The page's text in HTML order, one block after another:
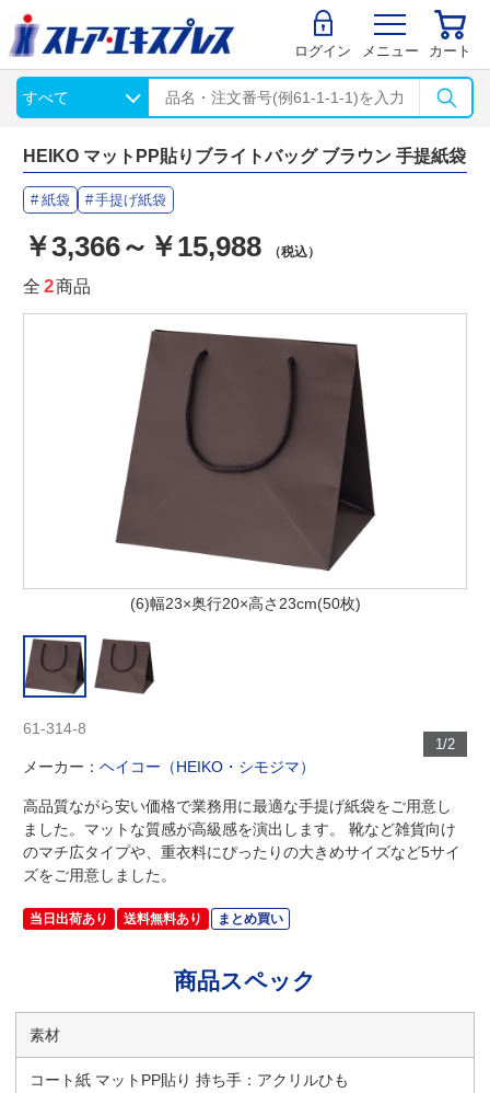
ログイン メニュー カート
HEIKO マットPP貼りブライトバッグ ブラウン 手提紙袋
紙袋 手提げ紙袋
￥3,366～￥15,988 （税込）
全 2商品
(6)幅23×奥行20×高さ23cm(50枚)
1/2
61-314-8
メーカー：ヘイコー（HEIKO・シモジマ）
高品質ながら安い価格で業務用に最適な手提げ紙袋をご用意し
ました。マットな質感が高級感を演出します。 靴など雑貨向け
のマチ広タイプや、重衣料にぴったりの大きめサイズなど5サイ
ズをご用意しました。
当日出荷あり 送料無料あり まとめ買い
商品スペック
素材
コート紙 マットPP貼り 持ち手：アクリルひも